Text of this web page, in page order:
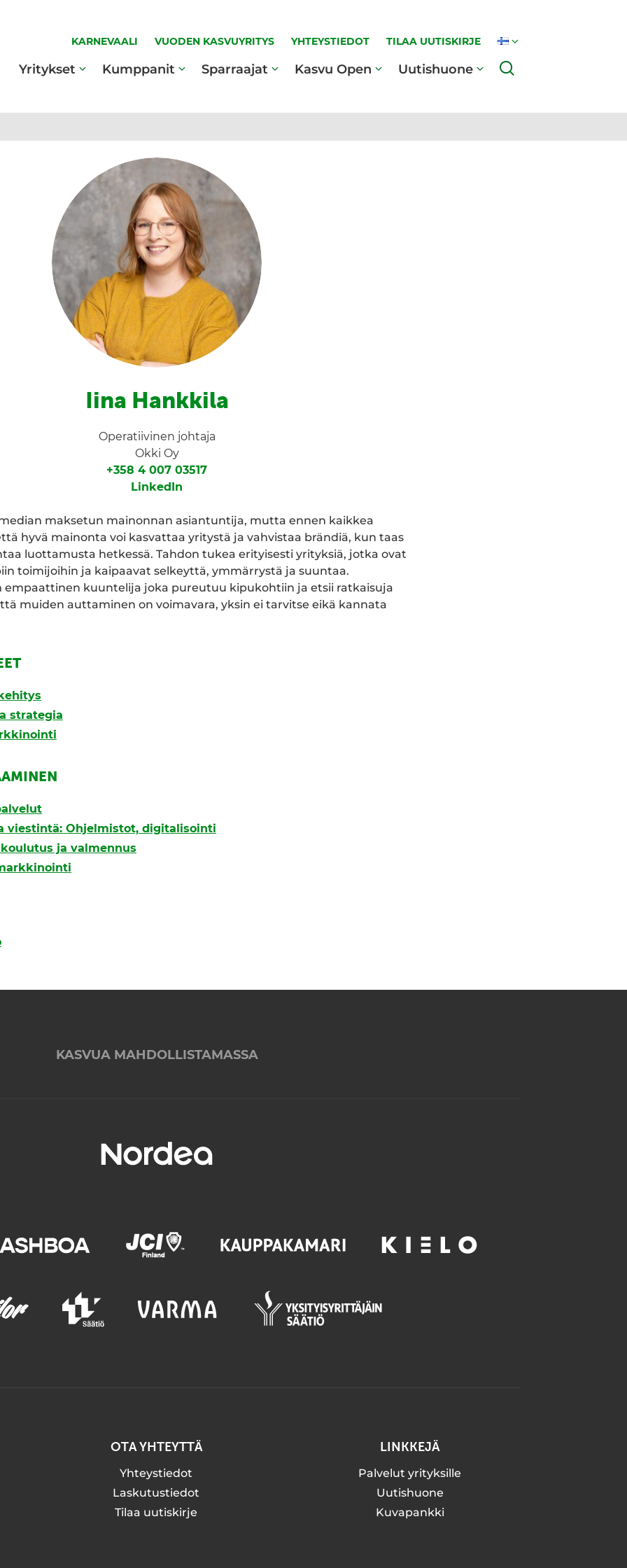
KARNEVAALI VUODEN KASVUYRITYS YHTEYSTIEDOT TILAA UUTISKIRJE
Yritykset Kumppanit Sparraajat Kasvu Open Uutishuone
Iina Hankkila
Operatiivinen johtaja
Okki Oy
+358 4 007 03517
LinkedIn
maksetun mainonnan asiantuntija, mutta ennen kaikkea
hyvä mainonta voi kasvattaa yritystä ja vahvistaa brändiä, kun taas
luottamusta hetkessä. Tahdon tukea erityisesti yrityksiä, jotka ovat
toimijoihin ja kaipaavat selkeyttä, ymmärrystä ja suuntaa.
empaattinen kuuntelija joka pureutuu kipukohtiin ja etsii ratkaisuja
muiden auttaminen on voimavara, yksin ei tarvitse eikä kannata
strategia
viestintä: Ohjelmistot, digitalisointi
ja valmennus
KASVUA MAHDOLLISTAMASSA
OTA YHTEYTTÄ
Yhteystiedot
Laskutustiedot
Tilaa uutiskirje
LINKKEJÄ
Palvelut yrityksille
Uutishuone
Kuvapankki